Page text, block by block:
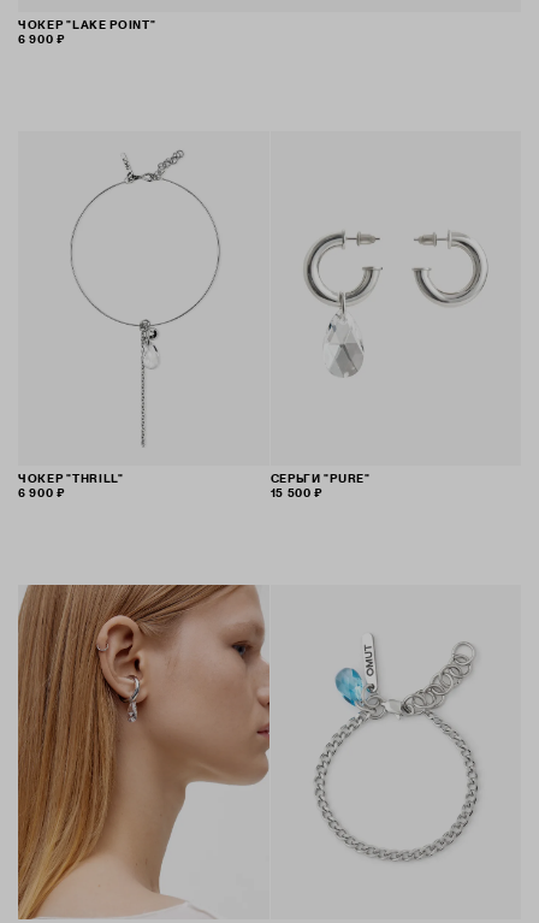
ЧОКЕР "LAKE POINT"
6 900 ₽
ЧОКЕР "THRILL"
6 900 ₽
СЕРЬГИ "PURE"
15 500 ₽